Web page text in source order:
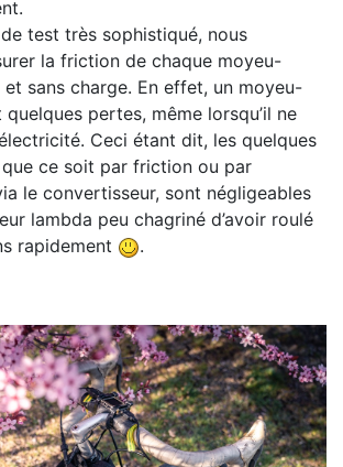
test très sophistiqué, nous
la friction de chaque moyeu-
sans charge. En effet, un moyeu-
pertes, même lorsqu’il ne
Ceci étant dit, les quelques
ce soit par friction ou par
le convertisseur, sont négligeables
lambda peu chagriné d’avoir roulé
rapidement
.